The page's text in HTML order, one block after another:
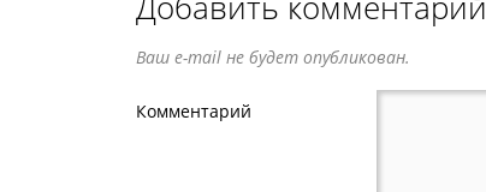
Ваш e-mail не будет опубликован.
Комментарий